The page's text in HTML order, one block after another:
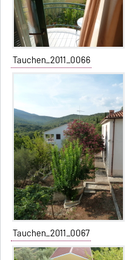
Tauchen_2011_0066
Tauchen_2011_0067